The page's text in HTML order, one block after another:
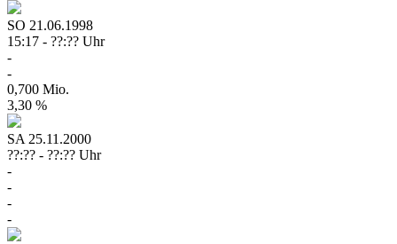
SO 21.06.1998
15:17 - ??:?? Uhr
-
-
0,700 Mio.
3,30 %
SA 25.11.2000
??:?? - ??:?? Uhr
-
-
-
-